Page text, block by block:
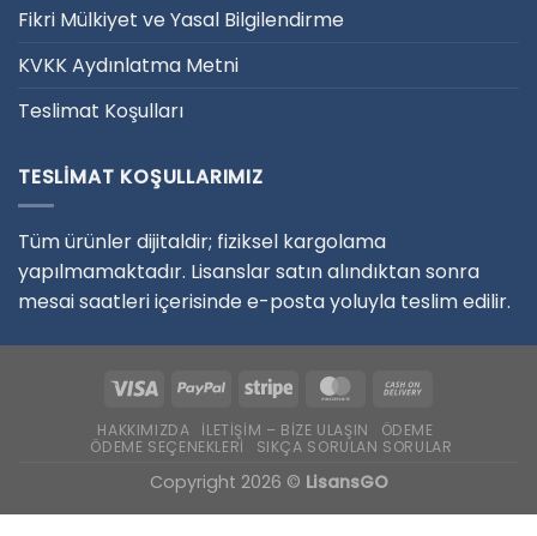
Fikri Mülkiyet ve Yasal Bilgilendirme
KVKK Aydınlatma Metni
Teslimat Koşulları
TESLIMAT KOŞULLARIMIZ
Tüm ürünler dijitaldir; fiziksel kargolama
yapılmamaktadır. Lisanslar satın alındıktan sonra
mesai saatleri içerisinde e-posta yoluyla teslim edilir.
HAKKIMIZDA İLETIŞIM – BIZE ULAŞIN
ÖDEME
ÖDEME SEÇENEKLERI
SIKÇA SORULAN SORULAR
Copyright 2026 © LisansGO